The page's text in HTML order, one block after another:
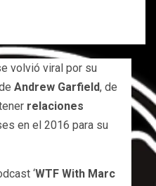
volvió viral por su
Andrew Garfield, de
relaciones
en el 2016 para su
‘WTF With Marc